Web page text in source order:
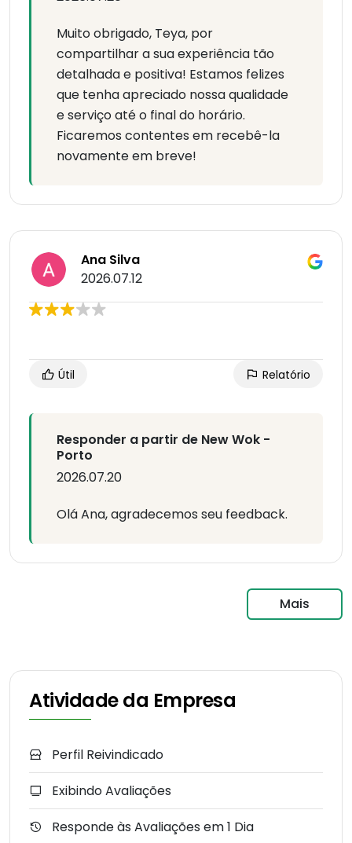
Muito obrigado, Teya, por
compartilhar a sua experiência tão
detalhada e positiva! Estamos felizes
que tenha apreciado nossa qualidade
e serviço até o final do horário.
Ficaremos contentes em recebê-la
novamente em breve!
Ana Silva
2026.07.12
Útil Relatório
Responder a partir de New Wok -
Porto
2026.07.20
Olá Ana, agradecemos seu feedback.
Mais
Atividade da Empresa
Perfil Reivindicado
Exibindo Avaliações
Responde às Avaliações em 1 Dia